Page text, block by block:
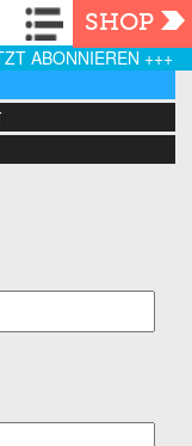
Navigation
SHOP
ABONNIEREN +++